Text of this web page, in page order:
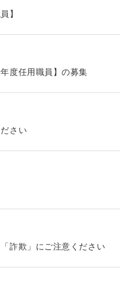
】
度任用職員】の募集
さい
詐欺」にご注意ください